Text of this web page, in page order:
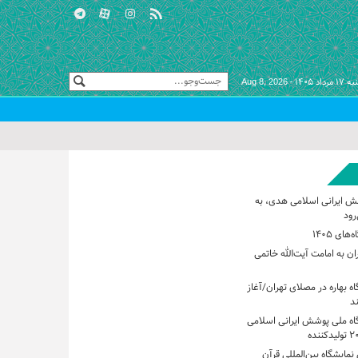
۱۴۰۵ - Aug 8, 2026
ایرانی اسلامی هدی، به
۱۴۰۵
به امامت آیت‌الله خاتمی
بهاره در مصلای تهران/آغاز
ملی پوشش ایرانی اسلامی
بین‌المللی قرآن